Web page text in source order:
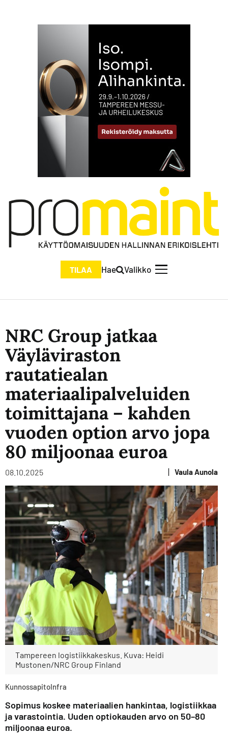
TILAA Hae Valikko
NRC Group jatkaa
Väyläviraston
rautatiealan
materiaalipalveluiden
toimittajana – kahden
vuoden option arvo jopa
80 miljoonaa euroa
08.10.2025 | Vaula Aunola
Tampereen logistiikkakeskus. Kuva: Heidi
Mustonen/NRC Group Finland
KunnossapitoInfra
Sopimus koskee materiaalien hankintaa, logistiikkaa
ja varastointia. Uuden optiokauden arvo on 50–80
miljoonaa euroa.